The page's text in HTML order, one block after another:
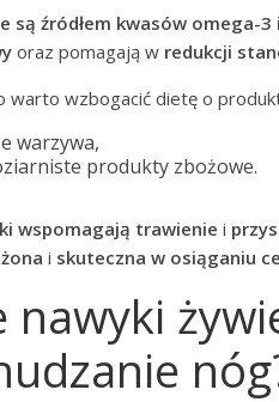
są źródłem kwasów omega-
oraz pomagają w redukcji
warto wzbogacić dietę o
warzywa,
produkty zbożowe.
wspomagają trawienie i
i skuteczna w osiąganiu
nawyki